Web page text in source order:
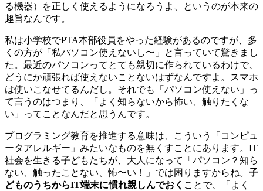
る機器）を正しく使えるようになろうよ、というのが本来の
趣旨なんです。
私は小学校でPTA本部役員をやった経験があるのですが、多
くの方が「私パソコン使えないし〜」と言っていて驚きまし
た。最近のパソコンってとても親切に作られているわけで、
どうにか頑張れば使えないことないはずなんですよ。スマホ
は使いこなせてるんだし。それでも「パソコン使えない」っ
て言うのはつまり、「よく知らないから怖い、触りたくな
い」ってことなんだと思うんです。
プログラミング教育を推進する意味は、こういう「コンピュ
ータアレルギー」みたいなものを無くすことにあります。IT
社会を生きる子どもたちが、大人になって「パソコン？知ら
ない、触ったことない、怖〜い！」では困りますからね。 子
どものうちからIT端末に慣れ親しんでおく ことで、「よく